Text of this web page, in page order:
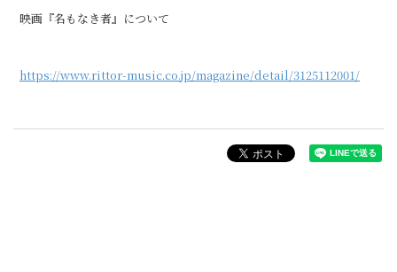
映画『名もなき者』について
https://www.rittor-music.co.jp/magazine/detail/3125112001/